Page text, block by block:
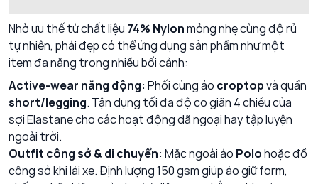
Nhờ ưu thế từ chất liệu 74% Nylonmỏng nhẹ cùng độ rủ
tự nhiên, phái đẹp có thể ứng dụng sản phẩm như một
item đa năng trong nhiều bối cảnh:
Active-wear năng động: Phối cùng áo croptopvà quần
short/legging. Tận dụng tối đa độ co giãn 4 chiều của
sợi Elastane cho các hoạt động dã ngoại hay tập luyện
ngoài trời.
Outfit công sở & di chuyển: Mặc ngoài áo Polohoặc đồ
công sở khi lái xe. Định lượng 150 gsm giúp áo giữ form,